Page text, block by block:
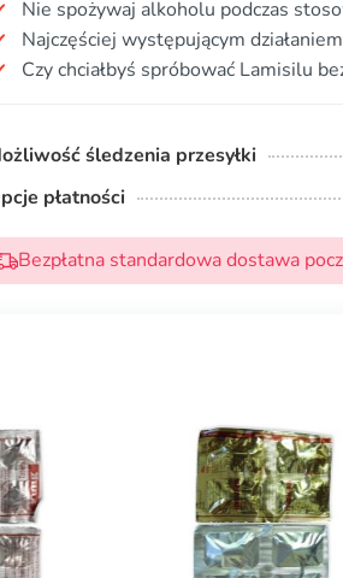
Nie spożywaj alkoholu podczas
Najczęściej występującym
Czy chciałbyś spróbować Lamisilu
śledzenia przesyłki
płatności
Bezpłatna standardowa dostawa